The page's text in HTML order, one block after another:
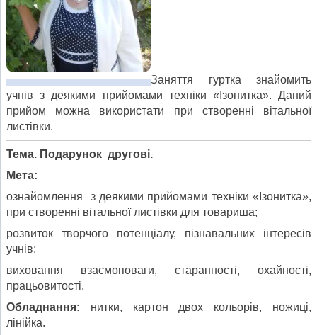
Заняття гуртка знайомить
учнів з деякими прийомами техніки «Ізонитка». Даний
прийом можна використати при створенні вітальної
листівки.
Тема. Подарунок другові.
Мета:
ознайомлення з деякими прийомами техніки «Ізонитка»,
при створенні вітальної листівки для товариша;
розвиток творчого потенціалу, пізнавальних інтересів
учнів;
виховання взаємоповаги, старанності, охайності,
працьовитості.
Обладнання: нитки, картон двох кольорів, ножиці,
лінійка.